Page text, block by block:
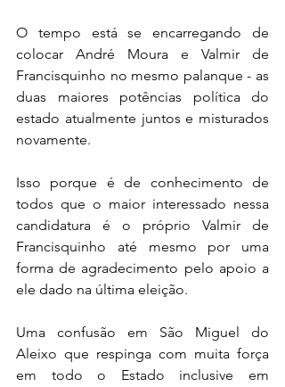
O tempo está se encarregando de
colocar André Moura e Valmir de
Francisquinho no mesmo palanque - as
duas maiores potências política do
estado atualmente juntos e misturados
novamente.
Isso porque é de conhecimento de
todos que o maior interessado nessa
candidatura é o próprio Valmir de
Francisquinho até mesmo por uma
forma de agradecimento pelo apoio a
ele dado na última eleição.
Uma confusão em São Miguel do
Aleixo que respinga com muita força
em todo o Estado inclusive em